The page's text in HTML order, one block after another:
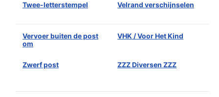
Twee-letterstempel Velrand verschijnselen
Vervoer buiten de post
om
VHK / Voor Het Kind
Zwerf post ZZZ Diversen ZZZ